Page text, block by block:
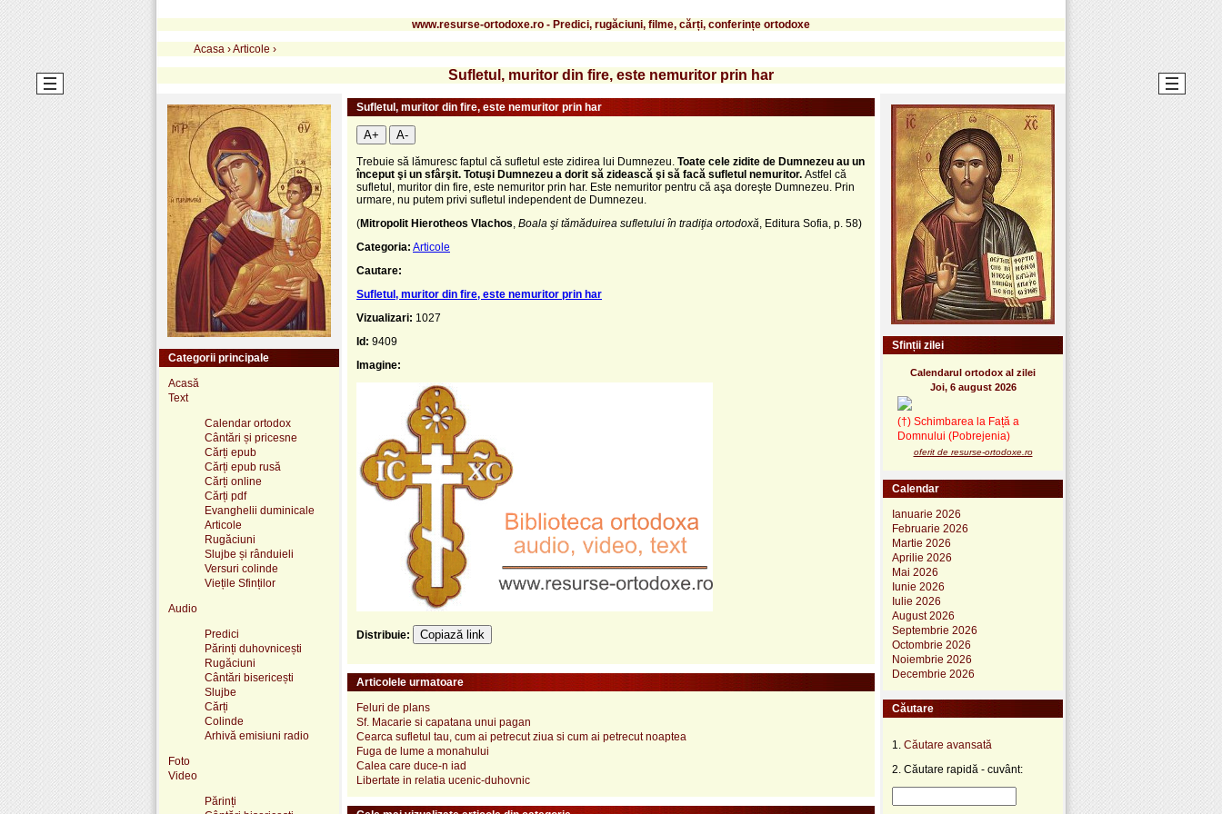
www.resurse-ortodoxe.ro - Predici, rugăciuni, filme, cărți, conferințe ortodoxe
Acasa ›Articole ›
Sufletul, muritor din fire, este nemuritor prin har
Sufletul, muritor din fire, este nemuritor prin har
A+ A-
Trebuie să lămuresc faptul că sufletul este zidirea lui Dumnezeu. Toate cele zidite de Dumnezeu au un
început şi un sfârşit. Totuşi Dumnezeu a dorit să zidească şi să facă sufletul nemuritor. Astfel că
sufletul, muritor din fire, este nemuritor prin har. Este nemuritor pentru că aşa doreşte Dumnezeu. Prin
urmare, nu putem privi sufletul independent de Dumnezeu.
(Mitropolit Hierotheos Vlachos Boala şi tămăduirea sufletului în tradiţia ortodoxă , Editura Sofia, p. 58)
Categoria: Articole
Cautare:
Sufletul, muritor din fire, este nemuritor prin har
Vizualizari: 1027
Id: 9409
Imagine:
Distribuie: Copiază link
Articolele urmatoare
Feluri de plans
Sf. Macarie si capatana unui pagan
Cearca sufletul tau, cum ai petrecut ziua si cum ai petrecut noaptea
Fuga de lume a monahului
Calea care duce-n iad
Libertate in relatia ucenic-duhovnic
Categorii principale
Acasă
Text
Calendar ortodox
Cântări și pricesne
Cărți epub
Cărți epub rusă
Cărți online
Cărți pdf
Evanghelii duminicale
Articole
Rugăciuni
Slujbe și rânduieli
Versuri colinde
Viețile Sfinților
Audio
Predici
Părinți duhovnicești
Rugăciuni
Cântări bisericești
Slujbe
Cărți
Colinde
Arhivă emisiuni radio
Foto
Video
Părinți
Sfinții zilei
Calendarul ortodox al zilei
Joi, 6 august 2026
(†) Schimbarea la Față a
Domnului (Pobrejenia)
oferit de resurse-ortodoxe.ro
Calendar
Ianuarie 2026
Februarie 2026
Martie 2026
Aprilie 2026
Mai 2026
Iunie 2026
Iulie 2026
August 2026
Septembrie 2026
Octombrie 2026
Noiembrie 2026
Decembrie 2026
Căutare
1. Căutare avansată
2. Căutare rapidă - cuvânt: